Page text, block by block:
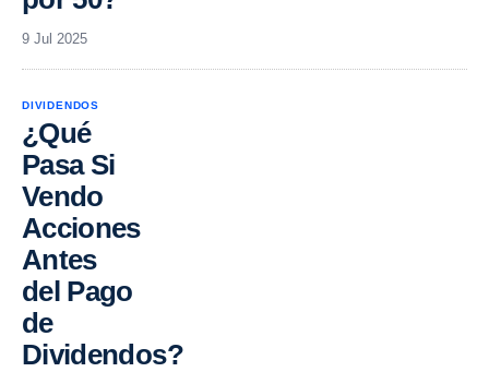
9 Jul 2025
DIVIDENDOS
¿Qué
Pasa Si
Vendo
Acciones
Antes
del Pago
de
Dividendos?